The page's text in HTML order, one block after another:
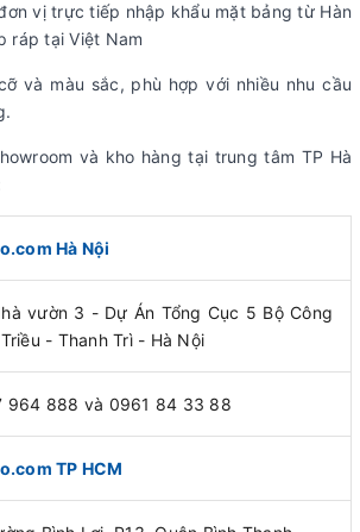
vị trực tiếp nhập khẩu mặt bảng từ Hàn
ráp tại Việt Nam
và màu sắc, phù hợp với nhiều nhu cầu
và kho hàng tại trung tâm TP Hà
Hà Nội
vườn 3 - Dự Án Tổng Cục 5 Bộ Công
- Thanh Trì - Hà Nội
964 888 và 0961 84 33 88
TP HCM